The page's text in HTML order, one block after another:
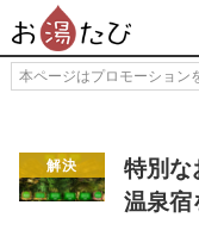
本ページはプロモーション
解決
特別な
温泉宿